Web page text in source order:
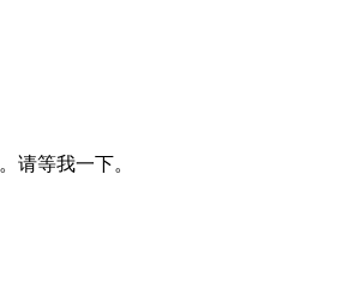
。请等我一下。